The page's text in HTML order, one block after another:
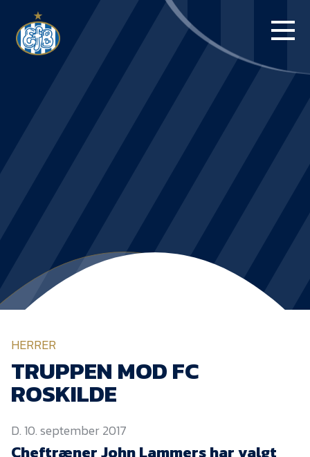
BLUE WATER
NYHEDER
EfB Akademi
HERRER
TRUPPEN MOD FC
ROSKILDE
D. 10. september 2017